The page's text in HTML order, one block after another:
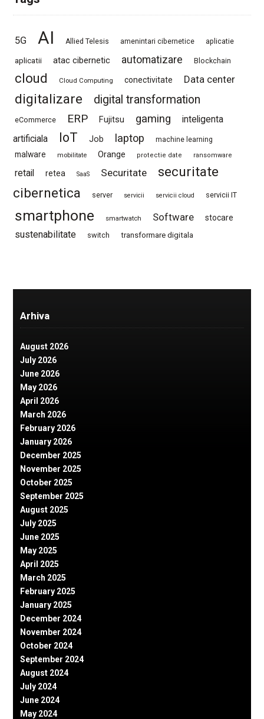
5G AI Allied Telesis amenintari cibernetice aplicatie
aplicatii atac cibernetic automatizare Blockchain
cloud Cloud Computing conectivitate Data center
digitalizare digital transformation
eCommerce ERP Fujitsu gaming
inteligenta
artificiala
IoT Job laptop machine learning
malware mobilitate Orange protectie date ransomware
retail retea SaaS Securitate
securitate
cibernetica
server servicii servicii cloud servicii IT
smartphone smartwatch Software stocare
sustenabilitate switch transformare digitala
Arhiva
August 2026
July 2026
June 2026
May 2026
April 2026
March 2026
February 2026
January 2026
December 2025
November 2025
October 2025
September 2025
August 2025
July 2025
June 2025
May 2025
April 2025
March 2025
February 2025
January 2025
December 2024
November 2024
October 2024
September 2024
August 2024
July 2024
June 2024
May 2024